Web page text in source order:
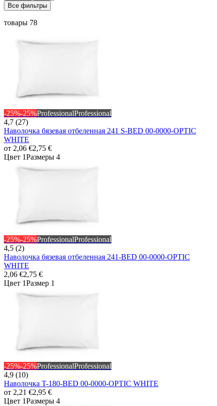
Все фильтры
товары 78
-25%-25%ProfessionalProfessional
4,7 (27)
Наволочка бязевая отбеленная 241 S-BED 00-0000-OPTIC
WHITE
от 2,06 €2,75 €
Цвет 1Размеры 4
-25%-25%ProfessionalProfessional
4,5 (2)
Наволочка бязевая отбеленная 241-BED 00-0000-OPTIC
WHITE
2,06 €2,75 €
Цвет 1Размер 1
-25%-25%ProfessionalProfessional
4,9 (10)
Наволочка T-180-BED 00-0000-OPTIC WHITE
от 2,21 €2,95 €
Цвет 1Размеры 4